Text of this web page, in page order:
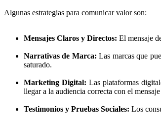
Algunas estrategias para comunicar valor son:
Mensajes Claros y Directos: El mensaje
Narrativas de Marca: Las marcas que
saturado.
Marketing Digital: Las plataformas
llegar a la audiencia correcta con el
Testimonios y Pruebas Sociales: Los